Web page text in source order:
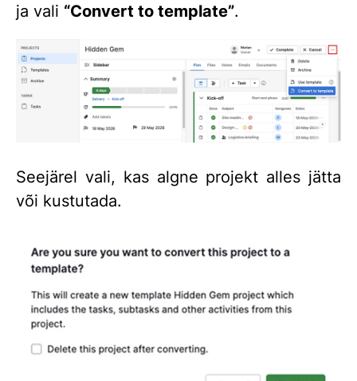
ja vali “Convert to template”.
Seejärel vali, kas algne projekt alles jätta
või kustutada.